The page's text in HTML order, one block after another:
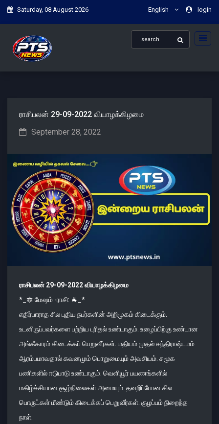
Saturday, 08 August 2026 English login
ராசிபலன் 29-09-2022 வியாழக்கிழமை
September 28, 2022
ராசிபலன் 29-09-2022 வியாழக்கிழமை
*_🔯 மேஷம் -ராசி: 🐐_*
எதிர்பாராத சில புதிய நபர்களின் அறிமுகம் கிடைக்கும்.
உடனிருப்பவர்களை பற்றிய புரிதல் உண்டாகும். உழைப்பிற்கு உண்டான
அங்கீகாரம் கிடைக்கப் பெறுவீர்கள். மதியம் முதல் சந்திராஷ்டமம்
ஆரம்பமாவதால் கவனமும் பொறுமையும் அவசியம். சமூக
பணிகளில் ஈடுபாடு உண்டாகும். வெளியூர் பயணங்களில்
மகிழ்ச்சியான சூழ்நிலைகள் அமையும். தவறிப்போன சில
பொருட்கள் மீண்டும் கிடைக்கப் பெறுவீர்கள். குழப்பம் நிறைந்த
நாள்.